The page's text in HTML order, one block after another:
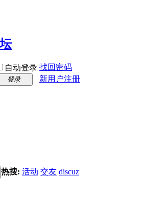
自动登录 找回密码
登录
新用户注册
热搜: 活动 交友 discuz